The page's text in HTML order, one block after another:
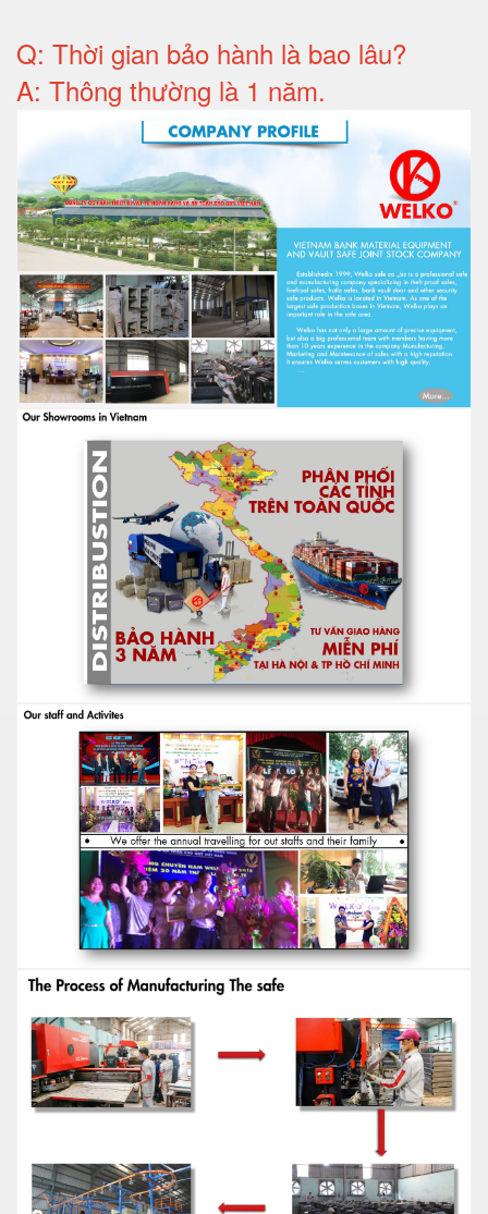
Q: Thời gian bảo hành là bao lâu?
A: Thông thường là 1 năm.